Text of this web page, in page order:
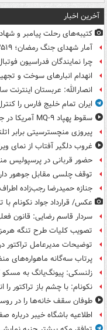
آخرین اخبار
کتیبه‌های رحلت پیامبر و
آمار شهدای جنگ رمضان؛ ۳۵۱۹ شهید، ۵۱۷ زن و ۲۷۰ دانش‌آموز
چرا نمایندگان فدراسیون
انهدام انبارهای سوخت و
انصارالله: عربستان
ایران تمام خلیج فارس را
سقوط پهپاد MQ-۹ آمریکا در جیبوتی
پیروزی منچسترسیتی برابر
غروب دلگیر آفتاب از نمای
حضور قربانی در پرسپولیس
توقف چلسی مقابل جوهور
جنازه حمیدرضا رجب‌زاده
عکس/ قرارداد جواد نکونام با
سردار قاسم رضایی: قانون
تصویب کلیات طرح تنگه
توضیحات مدیرعامل تراکتور
پرتاب سه‌گانه ماهواره‌های
زلنسکی: پیونگ‌یانگ به
نکونام: با چشم باز تراکتور را
طوفان سقف خانه‌ها را در
اطلاعیه باشگاه خیبر